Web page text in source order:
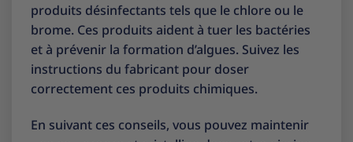
produits désinfectants tels que le chlore ou le
brome. Ces produits aident à tuer les bactéries
et à prévenir la formation d’algues. Suivez les
instructions du fabricant pour doser
correctement ces produits chimiques.
En suivant ces conseils, vous pouvez maintenir